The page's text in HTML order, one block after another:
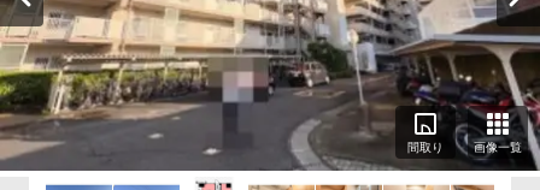
間取り 画像一覧